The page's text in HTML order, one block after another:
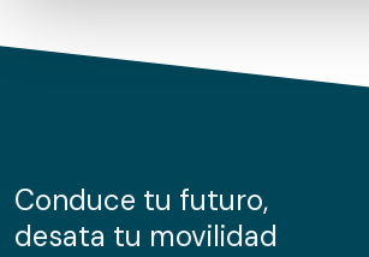
de cookies.
información sobre el uso que haga del
nuestros partners de redes sociales,
Conduce tu futuro,
desata tu movilidad